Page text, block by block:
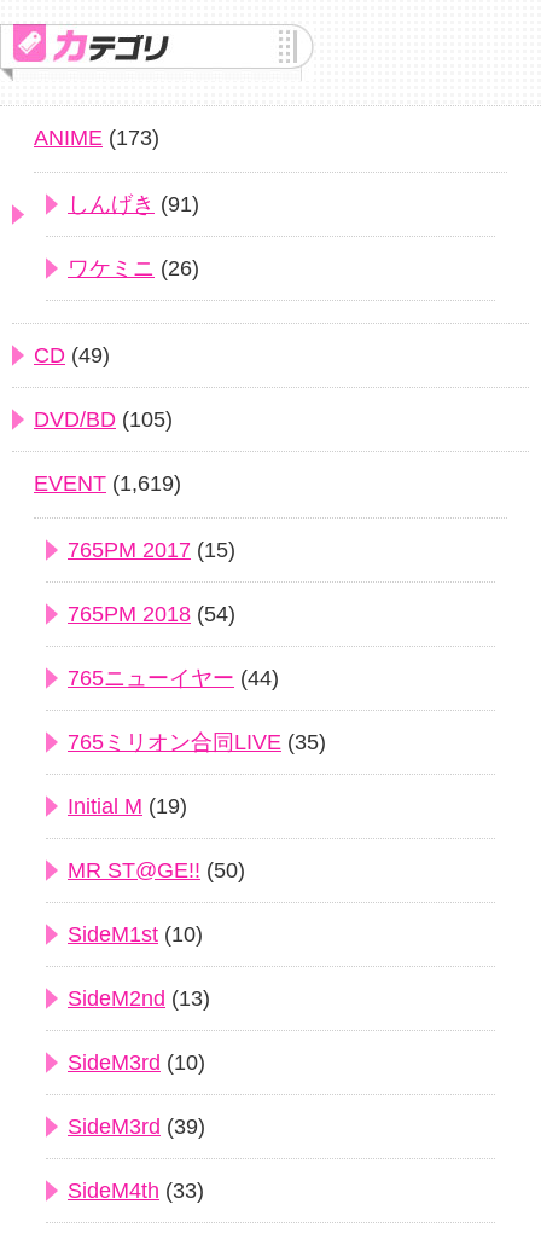
ANIME (173)
しんげき (91)
ワケミニ (26)
CD (49)
DVD/BD (105)
EVENT (1,619)
765PM 2017 (15)
765PM 2018 (54)
765ニューイヤー (44)
765ミリオン合同LIVE (35)
Initial M (19)
MR ST@GE!! (50)
SideM1st (10)
SideM2nd (13)
SideM3rd (10)
SideM3rd (39)
SideM4th (33)